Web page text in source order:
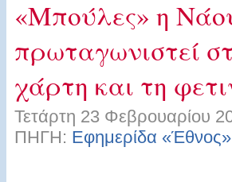
«Μπούλες» η
πρωταγωνιστεί
χάρτη και τη
Τετάρτη 23 Φεβρουαρίου
ΠΗΓΗ: Εφημερίδα «Έθνος»